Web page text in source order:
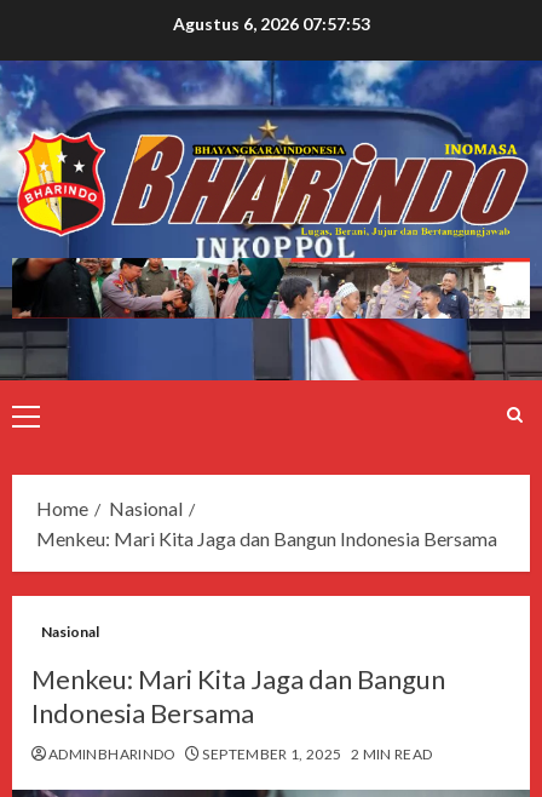
Agustus 6, 2026 07:57:53
Home
Nasional
Menkeu: Mari Kita Jaga dan Bangun Indonesia Bersama
Nasional
Menkeu: Mari Kita Jaga dan Bangun
Indonesia Bersama
ADMINBHARINDO SEPTEMBER 1, 2025 2 MIN READ